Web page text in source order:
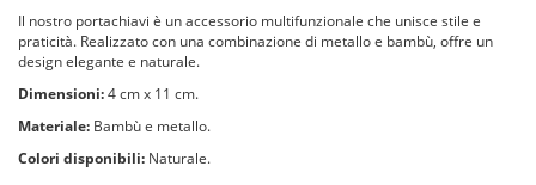
Il nostro portachiavi è un accessorio multifunzionale che unisce stile e
praticità. Realizzato con una combinazione di metallo e bambù, offre un
design elegante e naturale.
Dimensioni:4 cm x 11 cm.
Materiale: Bambù e metallo.
Colori disponibili: Naturale.